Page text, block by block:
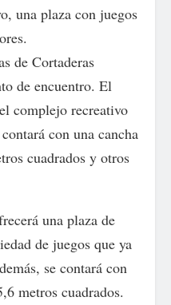
una plaza con juegos
de Cortaderas
de encuentro. El
complejo recreativo
con una cancha
cuadrados y otros
una plaza de
de juegos que ya
se contará con
metros cuadrados.